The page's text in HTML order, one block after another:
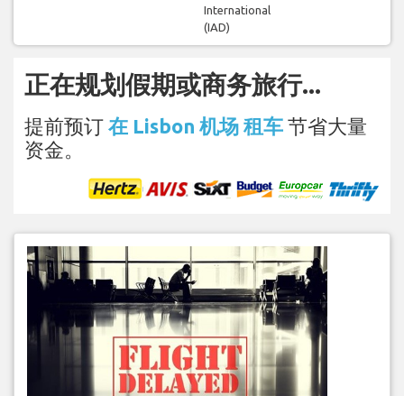
International
(IAD)
正在规划假期或商务旅行...
提前预订 在 Lisbon 机场 租车 节省大量
资金。